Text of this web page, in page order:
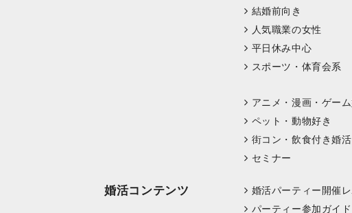
結婚前向き
人気職業の女性
平日休み中心
スポーツ・体育会系
アニメ・漫画・ゲーム
ペット・動物好き
街コン・飲食付き婚活
セミナー
婚活コンテンツ 婚活パーティー開催
パーティー参加ガイド